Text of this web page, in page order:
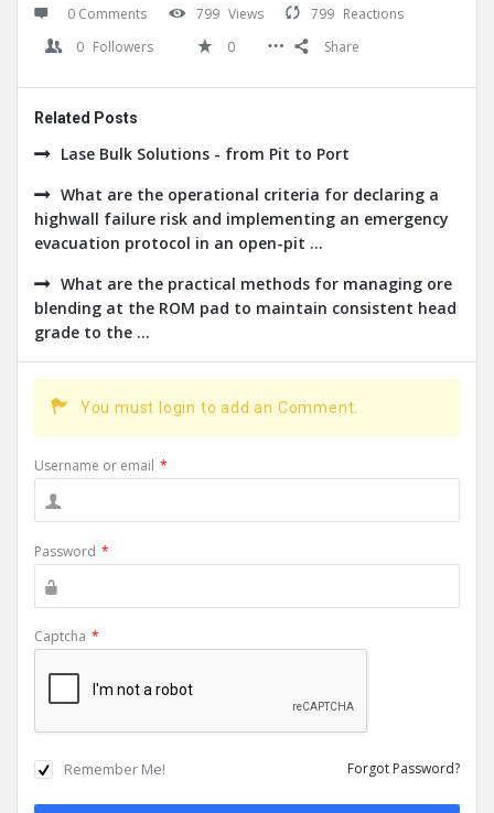
0 Comments 799 Views 799 Reactions
0 Followers 0 Share
Related Posts
Lase Bulk Solutions - from Pit to Port
What are the operational criteria for declaring a
highwall failure risk and implementing an emergency
evacuation protocol in an open-pit ...
What are the practical methods for managing ore
blending at the ROM pad to maintain consistent head
grade to the ...
You must login to add an Comment.
Username or email *
Password *
Captcha *
Remember Me! Forgot Password?